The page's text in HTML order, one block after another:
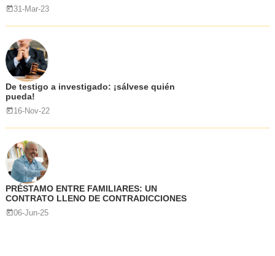
31-Mar-23
De testigo a investigado: ¡sálvese quién
pueda!
16-Nov-22
PRÉSTAMO ENTRE FAMILIARES: UN
CONTRATO LLENO DE CONTRADICCIONES
06-Jun-25